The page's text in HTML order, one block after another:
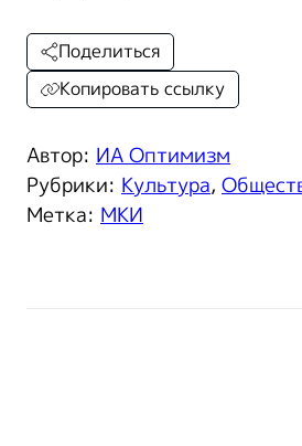
Автор: ИА Оптимизм
Рубрики: Культура,
Метка: МКИ
Поделиться
Копировать ссылку